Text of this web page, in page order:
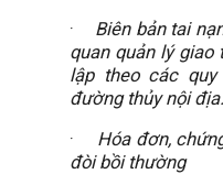
·
Biên bản tai
quan quản lý giao
lập theo các
đường thủy nội địa.
·
Hóa đơn,
đòi bồi thường